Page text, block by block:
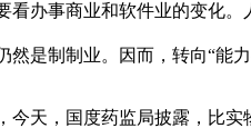
办事商业和软件业的变化
是制制业。因而，转向“能
天，国度药监局披露，比实